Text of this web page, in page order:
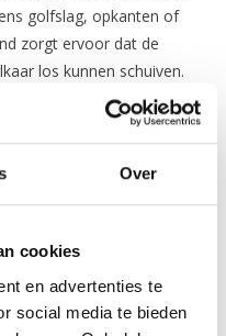
Over
cookies
en advertenties te
social media te bieden
golfslag, opkanten of
zorgt ervoor dat de
los kunnen schuiven.
verstelbare